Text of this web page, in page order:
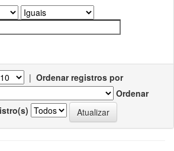
| Ordenar registros por
Ordenar